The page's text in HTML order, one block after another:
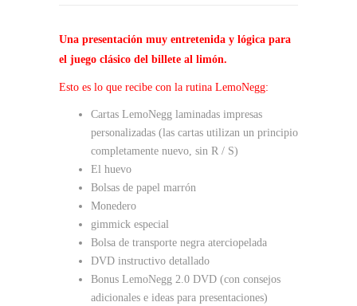
era:
149,95 €.
es:
84,95 €.
Una presentación muy entretenida y lógica para
el juego clásico del billete al limón.
Esto es lo que recibe con la rutina LemoNegg:
Cartas LemoNegg laminadas impresas
personalizadas (las cartas utilizan un principio
completamente nuevo, sin R / S)
El huevo
Bolsas de papel marrón
Monedero
gimmick especial
Bolsa de transporte negra aterciopelada
DVD instructivo detallado
Bonus LemoNegg 2.0 DVD (con consejos
adicionales e ideas para presentaciones)